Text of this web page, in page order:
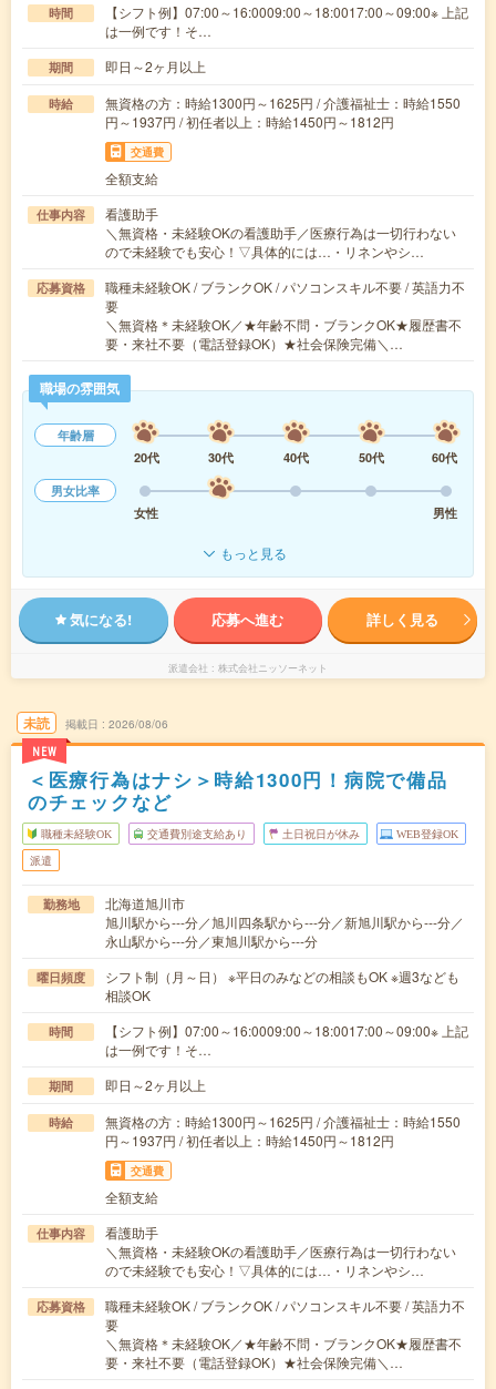
時間
【シフト例】07:00～16:0009:00～18:0017:00～09:00※ 上記
は一例です！そ…
期間 即日～2ヶ月以上
時給
無資格の方：時給1300円～1625円 / 介護福祉士：時給1550
円～1937円 / 初任者以上：時給1450円～1812円
交通費
全額支給
仕事内容
看護助手
＼無資格・未経験OKの看護助手／医療行為は一切行わない
ので未経験でも安心！▽具体的には…・リネンやシ…
応募資格
職種未経験OK / ブランクOK / パソコンスキル不要 / 英語力不
要
＼無資格＊未経験OK／★年齢不問・ブランクOK★履歴書不
要・来社不要（電話登録OK）★社会保険完備＼…
職場の雰囲気
年齢層
20代
30代 40代 50代
60代
男女比率
女性
男性
もっと見る
気になる! 応募へ進む 詳しく見る
派遣会社 株式会社ニッソーネット
未読
NEW
掲載日 2026/08/06
＜医療行為はナシ＞時給1300円！病院で備品
のチェックなど
職種未経験OK 交通費別途支給あり 土日祝日が休み WEB登録OK
派遣
勤務地
北海道旭川市
旭川駅から---分／旭川四条駅から---分／新旭川駅から---分／
永山駅から---分／東旭川駅から---分
曜日頻度
シフト制（月～日） ※平日のみなどの相談もOK ※週3なども
相談OK
時間
【シフト例】07:00～16:0009:00～18:0017:00～09:00※ 上記
は一例です！そ…
期間 即日～2ヶ月以上
時給
無資格の方：時給1300円～1625円 / 介護福祉士：時給1550
円～1937円 / 初任者以上：時給1450円～1812円
交通費
全額支給
仕事内容
看護助手
＼無資格・未経験OKの看護助手／医療行為は一切行わない
ので未経験でも安心！▽具体的には…・リネンやシ…
応募資格
職種未経験OK / ブランクOK / パソコンスキル不要 / 英語力不
要
＼無資格＊未経験OK／★年齢不問・ブランクOK★履歴書不
要・来社不要（電話登録OK）★社会保険完備＼…